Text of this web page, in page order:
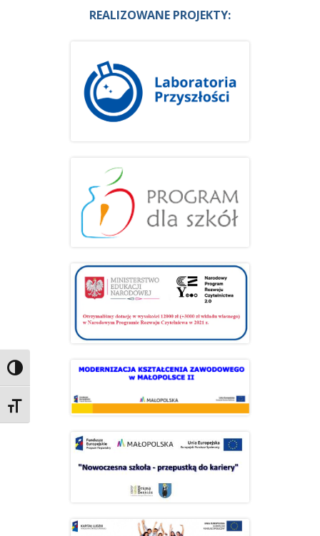
Przełącz wysoki kontrast
Zmień rozmiar czcionek
REALIZOWANE PROJEKTY: